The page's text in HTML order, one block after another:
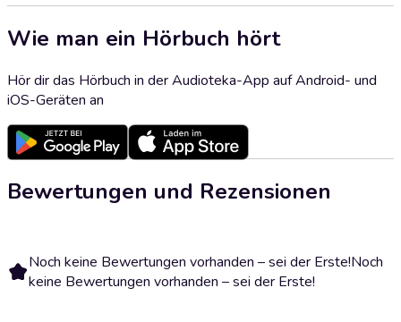
Wie man ein Hörbuch hört
Hör dir das Hörbuch in der Audioteka-App auf Android- und
iOS-Geräten an
Bewertungen und Rezensionen
Noch keine Bewertungen vorhanden – sei der Erste!Noch
keine Bewertungen vorhanden – sei der Erste!